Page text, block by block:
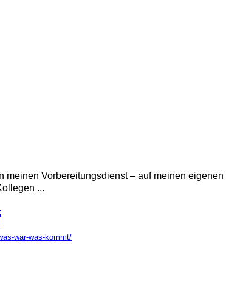
Vorbereitungsdienst – auf meinen
...
war-was-kommt/